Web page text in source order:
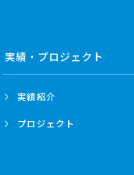
実績・プロジェクト
実績紹介
プロジェクト